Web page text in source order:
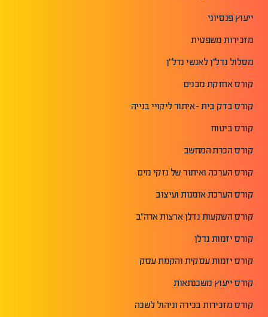
ייעוץ פנסיוני
מזכירות משפטית
מסלול נדל"ן לאנשי נדל"ן
קורס אחזקת מבנים
קורס בדק בית - איתור ליקויי בנייה
קורס ביטוח
קורס הכרת המחשב
קורס הערכה ואיתור של נזקי מים
קורס הערכת אומנות ועיצוב
קורס השקעות נדלן ארצות ארה"ב
קורס יזמות נדלן
קורס יזמות עסקית והקמת עסק
קורס ייעוץ משכנתאות
קורס מזכירות בכירה וניהול לשכה